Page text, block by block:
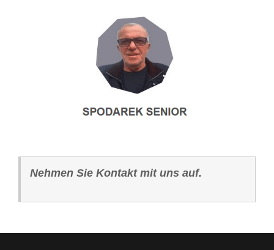
Nehmen Sie Kontakt mit uns auf.